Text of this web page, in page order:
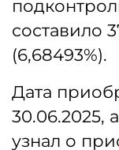
составило
(6,68493%).
Дата
30.06.2025,
узнал о